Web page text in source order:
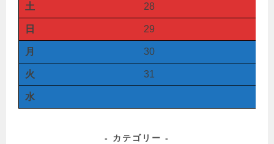
土 28
日 29
月 30
火 31
水
カテゴリー